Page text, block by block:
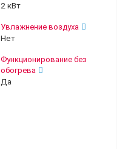
2 кВт
Увлажнение воздуха
Нет
Функционирование без
обогрева
Да